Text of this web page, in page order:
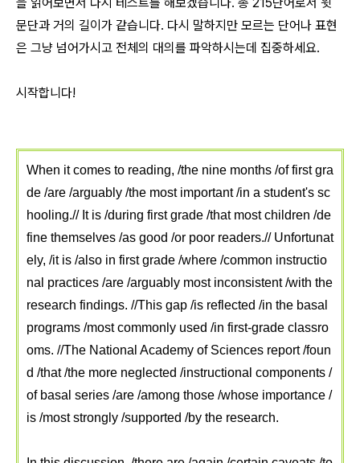
문단과 거의 길이가 같습니다. 다시 말하지만 모르는 단어나 표현
은 그냥 넘어가시고 전체의 대의를 파악하시는데 집중하세요.
시작합니다!
When it comes to reading, /the nine months /of first gra
de /are /arguably /the most important /in a student's sc
hooling.// It is /during first grade /that most children /de
fine themselves /as good /or poor readers.// Unfortunat
ely, /it is /also in first grade /where /common instructio
nal practices /are /arguably most inconsistent /with the
research findings. //This gap /is reflected /in the basal
programs /most commonly used /in first-grade classro
oms. //The National Academy of Sciences report /foun
d /that /the more neglected /instructional components /
of basal series /are /among those /whose importance /
is /most strongly /supported /by the research.